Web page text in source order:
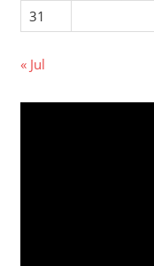
31
« Jul